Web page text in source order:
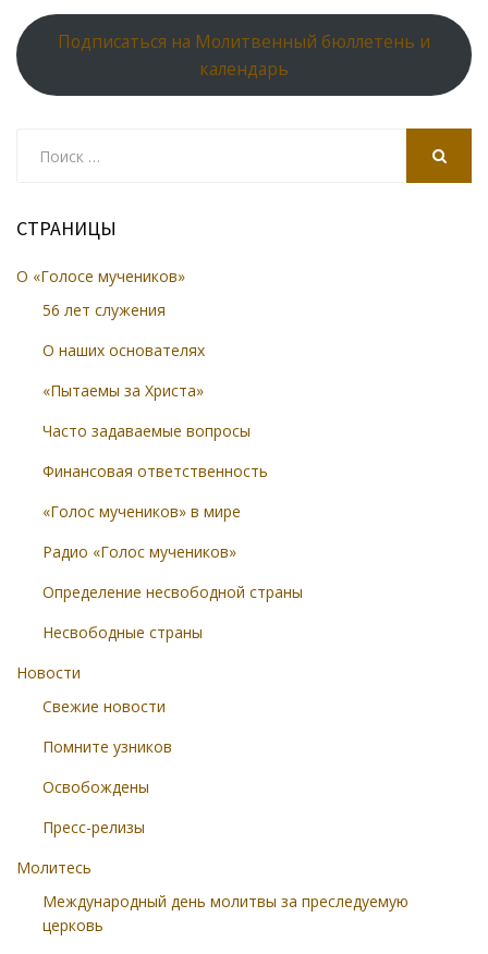
Подписаться на Молитвенный бюллетень и
календарь
СТРАНИЦЫ
О «Голосе мучеников»
56 лет служения
О наших основателях
«Пытаемы за Христа»
Часто задаваемые вопросы
Финансовая ответственность
«Голос мучеников» в мире
Радио «Голос мучеников»
Определение несвободной страны
Несвободные страны
Новости
Свежие новости
Помните узников
Освобождены
Пресс-релизы
Молитесь
Международный день молитвы за преследуемую
церковь